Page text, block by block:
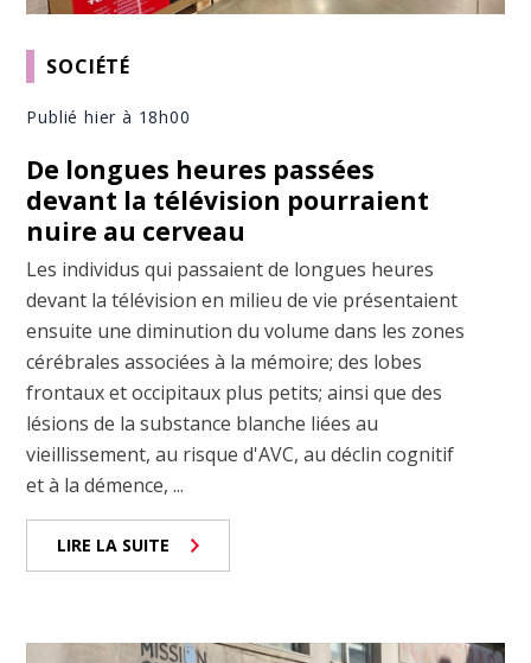
SOCIÉTÉ
Publié hier à 18h00
De longues heures passées
devant la télévision pourraient
nuire au cerveau
Les individus qui passaient de longues heures
devant la télévision en milieu de vie présentaient
ensuite une diminution du volume dans les zones
cérébrales associées à la mémoire; des lobes
frontaux et occipitaux plus petits; ainsi que des
lésions de la substance blanche liées au
vieillissement, au risque d'AVC, au déclin cognitif
et à la démence, ...
LIRE LA SUITE